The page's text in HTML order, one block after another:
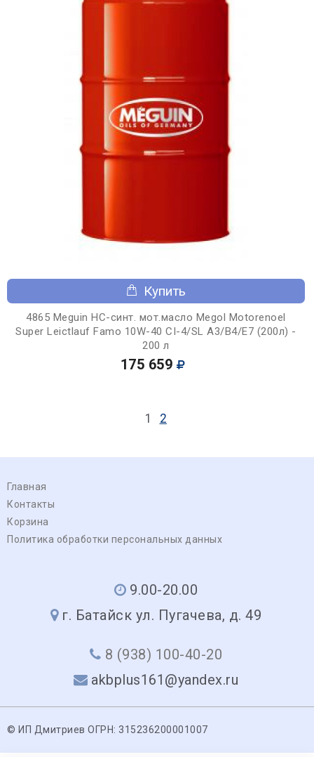
Купить
4865 Meguin НС-синт. мот.масло Megol Motorenoel
Super Leictlauf Famo 10W-40 CI-4/SL A3/B4/E7 (200л) -
200 л
175 659
1 2
Главная
Контакты
Корзина
Политика обработки персональных данных
9.00-20.00
г. Батайск ул. Пугачева, д. 49
8 (938) 100-40-20
akbplus161@yandex.ru
© ИП Дмитриев ОГРН: 315236200001007